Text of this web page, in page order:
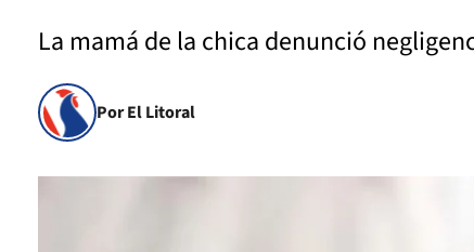
La mamá de la chica denunció
Por El Litoral